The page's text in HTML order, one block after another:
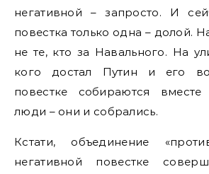
негативной – запросто. И
повестка только одна – долой.
не те, кто за Навального. На
кого достал Путин и его
повестке собираются
люди – они и собрались.
Кстати, объединение
негативной повестке